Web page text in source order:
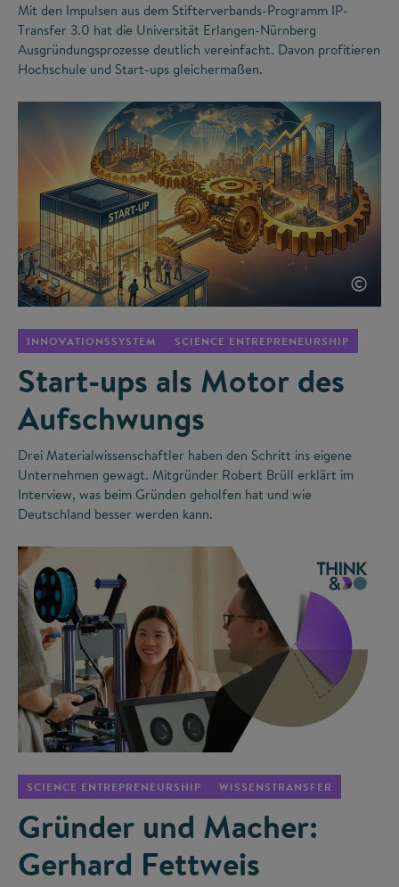
Mit den Impulsen aus dem Stifterverbands-Programm IP-
Transfer 3.0 hat die Universität Erlangen-Nürnberg
Ausgründungsprozesse deutlich vereinfacht. Davon profitieren
Hochschule und Start-ups gleichermaßen.
©
INNOVATIONSSYSTEM SCIENCE ENTREPRENEURSHIP
Start-ups als Motor des
Aufschwungs
Drei Materialwissenschaftler haben den Schritt ins eigene
Unternehmen gewagt. Mitgründer Robert Brüll erklärt im
Interview, was beim Gründen geholfen hat und wie
Deutschland besser werden kann.
SCIENCE ENTREPRENEURSHIP WISSENSTRANSFER
Gründer und Macher:
Gerhard Fettweis